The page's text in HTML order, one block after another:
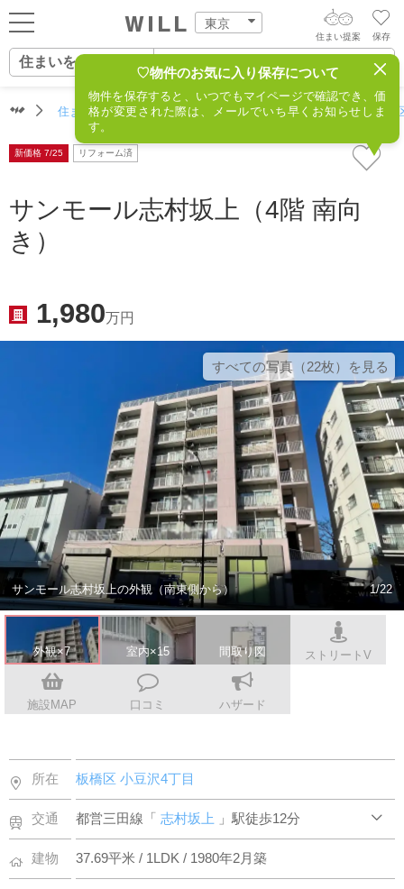
東京
ログイン
新規会員登録
住まいを売る
店舗案内
保存
住まい提案
住まいをさがす
住まいをさがす
営業所をさがす
スタッフをさがす
AIウィルくんの提案
AI査定・チャット相談する
価格査定を依頼する
住まいをさがす（東京） 住所からさがす 不動産(板橋
♡物件のお気に入り保存について
物件を保存すると、いつでもマイページで確認でき、価
格が変更された際は、メールでいち早くお知らせしま
す。
新価格 7/25 リフォーム済
サンモール志村坂上（4階 南向
き）
1,980万円
すべての写真（22枚）を⾒る
サンモール志村坂上の外観（南東側から） 1/22
外観×7 室内×15 間取り図 ストリートV
施設MAP 口コミ ハザード
所在 板橋区小豆沢4丁目
交通 都営三田線「志村坂上 」駅徒歩12分
建物 37.69平米 / 1LDK / 1980年2月築